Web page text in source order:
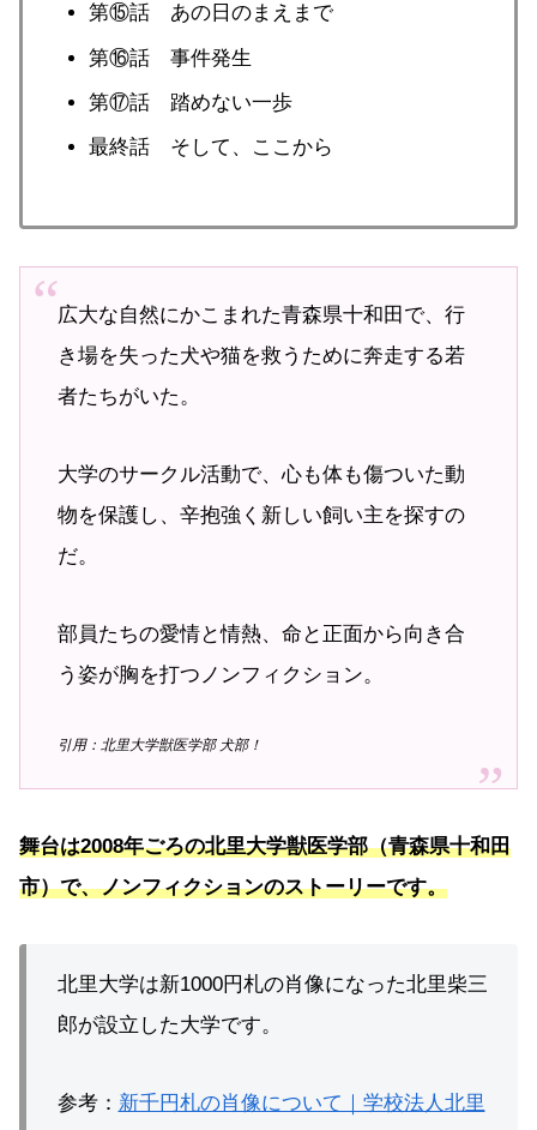
第⑮話 あの日のまえまで
第⑯話 事件発生
第⑰話 踏めない一歩
最終話 そして、ここから
広大な自然にかこまれた青森県十和田で、行
き場を失った犬や猫を救うために奔走する若
者たちがいた。
大学のサークル活動で、心も体も傷ついた動
物を保護し、辛抱強く新しい飼い主を探すの
だ。
部員たちの愛情と情熱、命と正面から向き合
う姿が胸を打つノンフィクション。
引用：北里大学獣医学部 犬部！
舞台は2008年ごろの北里大学獣医学部（青森県十和田
市）で、ノンフィクションのストーリーです。
北里大学は新1000円札の肖像になった北里柴三
郎が設立した大学です。
参考： 新千円札の肖像について｜学校法人北里